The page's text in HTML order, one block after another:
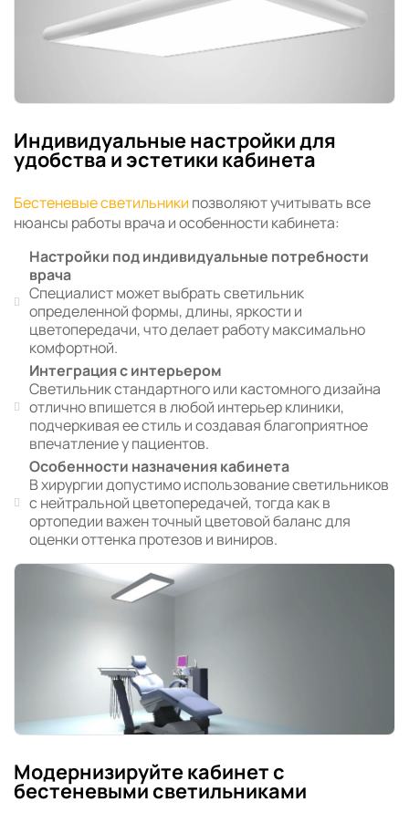
Индивидуальные настройки для
удобства и эстетики кабинета
Бестеневые светильники позволяют учитывать все
нюансы работы врача и особенности кабинета:
Настройки под индивидуальные потребности
врача
Специалист может выбрать светильник
определенной формы, длины, яркости и
цветопередачи, что делает работу максимально
комфортной.
Интеграция с интерьером
Светильник стандартного или кастомного дизайна
отлично впишется в любой интерьер клиники,
подчеркивая ее стиль и создавая благоприятное
впечатление у пациентов.
Особенности назначения кабинета
В хирургии допустимо использование светильников
с нейтральной цветопередачей, тогда как в
ортопедии важен точный цветовой баланс для
оценки оттенка протезов и виниров.
Модернизируйте кабинет с
бестеневыми светильниками